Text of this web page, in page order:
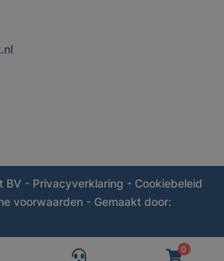
0
BV - Privacyverklaring - Cookiebeleid
voorwaarden - Gemaakt door: